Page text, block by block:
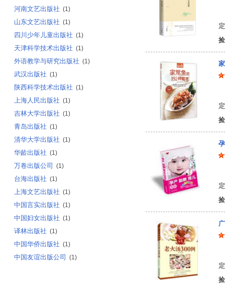
河南文艺出版社 (1)
山东文艺出版社 (1)
四川少年儿童出版社 (1)
天津科学技术出版社 (1)
外语教学与研究出版社 (1)
武汉出版社 (1)
陕西科学技术出版社 (1)
上海人民出版社 (1)
吉林大学出版社 (1)
青岛出版社 (1)
清华大学出版社 (1)
华龄出版社 (1)
万卷出版公司 (1)
台海出版社 (1)
上海文艺出版社 (1)
中国言实出版社 (1)
中国妇女出版社 (1)
译林出版社 (1)
中国华侨出版社 (1)
中国友谊出版公司 (1)